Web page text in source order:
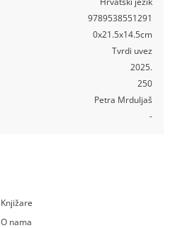
9789538551291
0x21.5x14.5cm
Tvrdi uvez
2025.
250
Petra Mrduljaš
-
Knjižare
O nama